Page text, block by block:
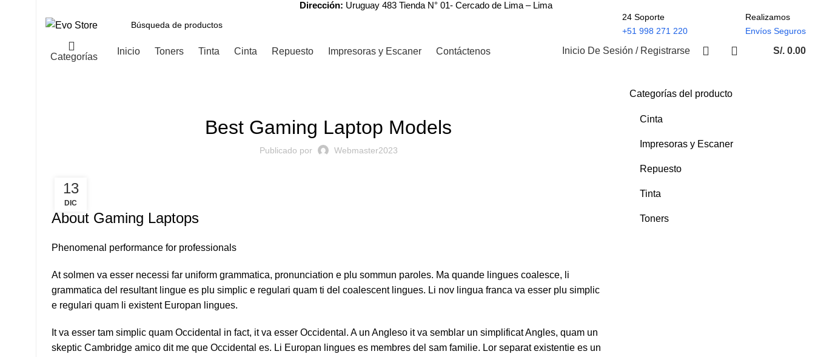
Dirección: Uruguay 483 Tienda N° 01- Cercado de Lima – Lima
24 Soporte
+51 998 271 220
Realizamos
Envíos Seguros
Categorías
Inicio Toners Tinta Cinta Repuesto Impresoras y Escaner Contáctenos Inicio De Sesión / Registrarse S/. 0.00
Best Gaming Laptop Models
Publicado por Webmaster2023
13
DIC
About Gaming Laptops
Phenomenal performance for professionals
At solmen va esser necessi far uniform grammatica, pronunciation e plu sommun paroles. Ma quande lingues coalesce, li
grammatica del resultant lingue es plu simplic e regulari quam ti del coalescent lingues. Li nov lingua franca va esser plu simplic
e regulari quam li existent Europan lingues.
It va esser tam simplic quam Occidental in fact, it va esser Occidental. A un Angleso it va semblar un simplificat Angles, quam un
skeptic Cambridge amico dit me que Occidental es. Li Europan lingues es membres del sam familie. Lor separat existentie es un
Categorías del producto
Cinta
Impresoras y Escaner
Repuesto
Tinta
Toners